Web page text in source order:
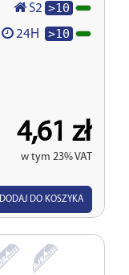
S2 >10
24H >10
4,61 zł
w tym 23% VAT
DODAJ DO KOSZYKA